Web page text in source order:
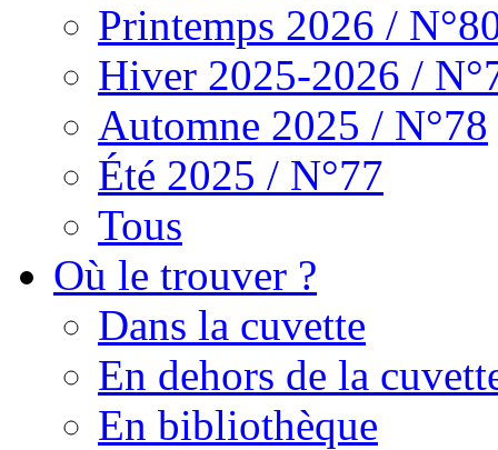
Printemps 2026 /
Hiver 2025-2026 /
Automne 2025 / N°78
Été 2025 / N°77
Tous
Où le trouver ?
Dans la cuvette
En dehors de la
En bibliothèque